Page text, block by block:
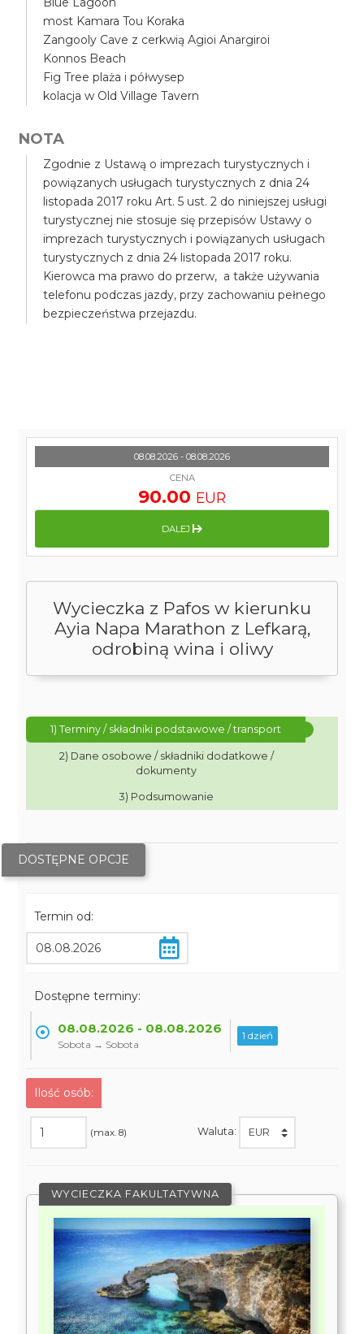
most Kamara Tou Koraka
Zangooly Cave z cerkwią Agioi Anargiroi
Konnos Beach
Fig Tree plaża i półwysep
kolacja w Old Village Tavern
NOTA
Zgodnie z Ustawą o imprezach turystycznych i
powiązanych usługach turystycznych z dnia 24
listopada 2017 roku Art. 5 ust. 2 do niniejszej usługi
turystycznej nie stosuje się przepisów Ustawy o
imprezach turystycznych i powiązanych usługach
turystycznych z dnia 24 listopada 2017 roku.
Kierowca ma prawo do przerw, a także używania
telefonu podczas jazdy, przy zachowaniu pełnego
bezpieczeństwa przejazdu.
Wycieczka z Pafos w kierunku
Ayia Napa Marathon z Lefkarą,
odrobiną wina i oliwy
1) Terminy / składniki podstawowe / transport
2) Dane osobowe / składniki dodatkowe /
dokumenty
3) Podsumowanie
DOSTĘPNE OPCJE
Termin od:
Dostępne terminy:
08.08.2026 - 08.08.2026
Sobota → Sobota
1 dzień
Ilość osób:
(max. 8) Waluta:
WYCIECZKA FAKULTATYWNA
08.08.2026 - 08.08.2026
CENA
90.00 EUR
DALEJ